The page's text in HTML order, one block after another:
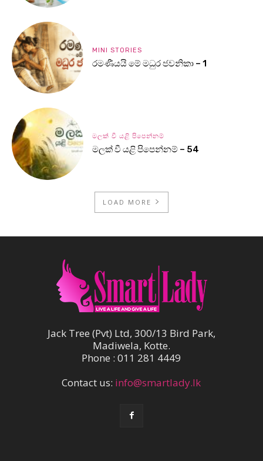
MINI STORIES
රමණීයයි මේ මධුර ජවනිකා – 1
මලක් වී යළි පිපෙන්නම්
මලක් වී යළි පිපෙන්නම් – 54
LOAD MORE
Jack Tree (Pvt) Ltd, 300/13 Bird Park,
Madiwela, Kotte.
Phone : 011 281 4449
Contact us: info@smartlady.lk